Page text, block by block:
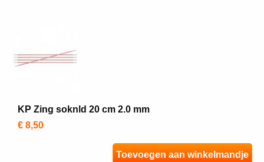
KP Zing soknld 20 cm 2.0 mm
€ 8,50
Toevoegen aan winkelmandje